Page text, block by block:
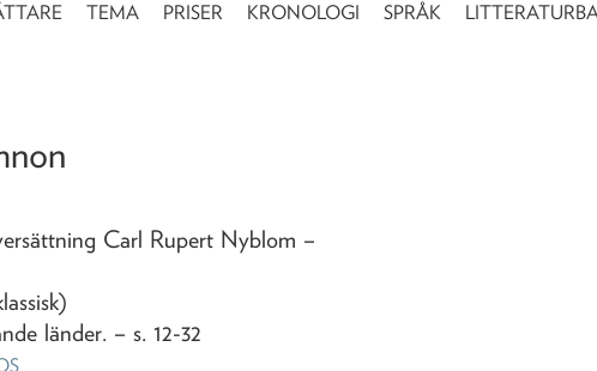
TEMA PRISER KRONOLOGI SPRÅK
Carl Rupert Nyblom –
länder. – s. 12-32